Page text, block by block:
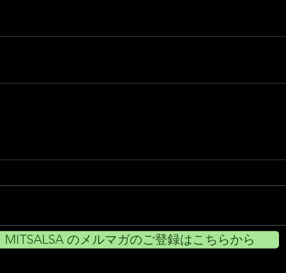
MITSALSA のメルマガのご登録はこちらから